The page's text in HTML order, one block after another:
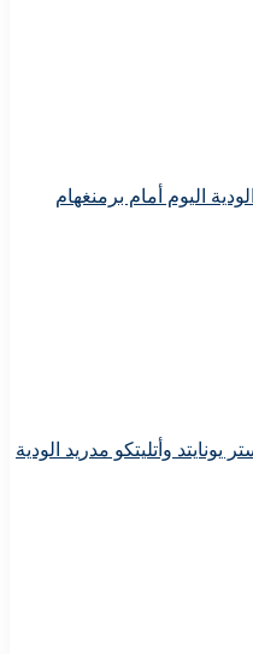
اليوم أمام برمنغهام
يونايتد وأتليتكو مدريد الودية